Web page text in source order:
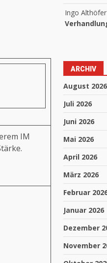
IM
Ingo Althöfer
ARCHIV
August 2026
Juli 2026
Juni 2026
Mai 2026
April 2026
März 2026
Februar
Januar 2026
Dezember
November